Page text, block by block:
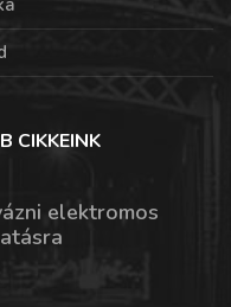
CIKKEINK
elektromos